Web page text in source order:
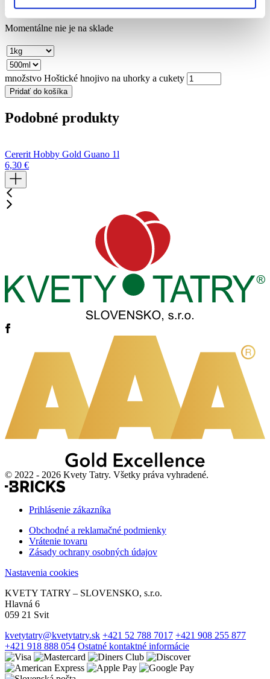
Od2,36€
Momentálne nie je na sklade
množstvo Hoštické hnojivo na uhorky a cukety
Pridať do košíka
Podobné produkty
Cererit Hobby Gold Guano 1l
6,30 €
© 2022 - 2026 Kvety Tatry. Všetky práva vyhradené.
Prihlásenie zákazníka
Obchodné a reklamačné podmienky
Vrátenie tovaru
Zásady ochrany osobných údajov
Nastavenia cookies
KVETY TATRY – SLOVENSKO, s.r.o.
Hlavná 6
059 21 Svit
kvetytatry@kvetytatry.sk +421 52 788 7017 +421 908 255 877
+421 918 888 054 Ostatné kontaktné informácie